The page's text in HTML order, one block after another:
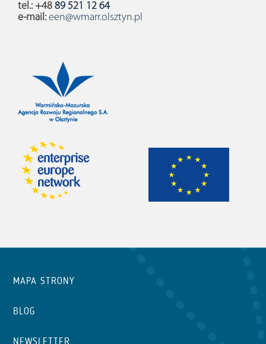
tel.: +48 89 521 12 64
e-mail: een@wmarr.olsztyn.pl
MAPA STRONY
BLOG
NEWSLETTER